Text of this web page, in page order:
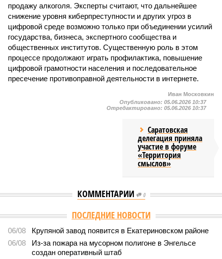
продажу алкоголя. Эксперты считают, что дальнейшее
снижение уровня киберпреступности и других угроз в
цифровой среде возможно только при объединении усилий
государства, бизнеса, экспертного сообщества и
общественных институтов. Существенную роль в этом
процессе продолжают играть профилактика, повышение
цифровой грамотности населения и последовательное
пресечение противоправной деятельности в интернете.
Иван Московкин
Опубликовано: 05.06.2026 10:37
Отредактировано: 05.06.2026 10:37
Саратовская
делегация приняла
участие в форуме
«Территория
смыслов»
КОММЕНТАРИИ 0
Версия //Общество //
В Саратовской консерватории прошел концерт
для подопечных фондов «Александр Невский» и «Защитники
Отечества»
С верой и надеждой